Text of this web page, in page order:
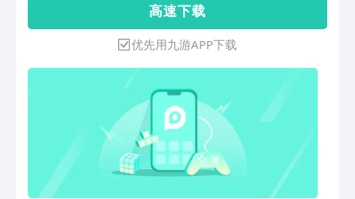
一个好房东也不是那么简单！租客们的要
求五花八门。面对他们的需求你将如何应
对呢？满足他们的需求也许会带来意外的
惊喜噢！- 游戏特色：· 体验土豪房东的
快乐模拟土豪房东，掌管过亿地产，日进
百万不是梦。躺着数钱的快乐，赶快来体
验。· 遇见形形色色的租客在这个温馨的
社区中，你不会感到孤单。 你是租客们
的房东，也是他们的朋友。 在琐碎的生
活中，你可以和租客交流分享他们的生活
碎片。· 解锁各式各样的房型选择困难
高 速 下 载
优先用九游APP下载